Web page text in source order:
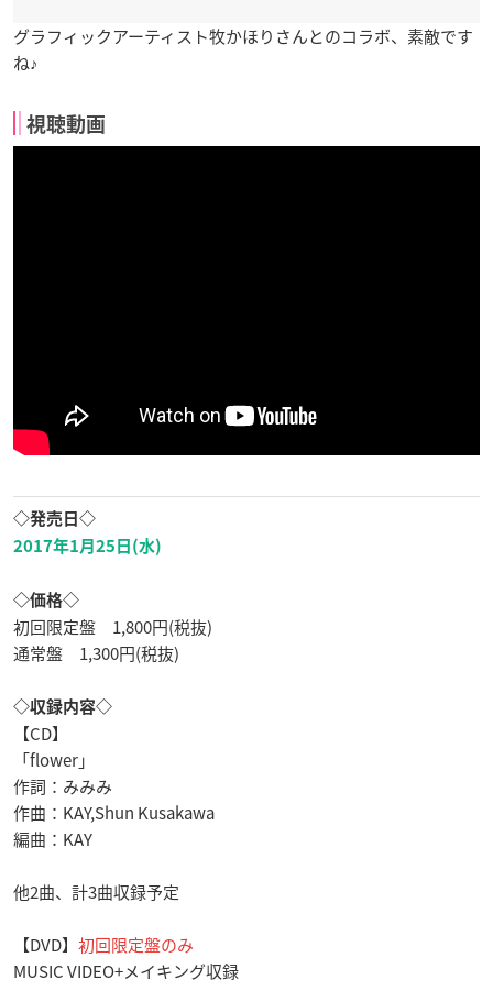
グラフィックアーティスト牧かほりさんとのコラボ、素敵です
ね♪
視聴動画
◇発売日◇
2017年1月25日(水)
◇価格◇
初回限定盤 1,800円(税抜)
通常盤 1,300円(税抜)
◇収録内容◇
【CD】
「flower」
作詞：みみみ
作曲：KAY,Shun Kusakawa
編曲：KAY
他2曲、計3曲収録予定
【DVD】 初回限定盤のみ
MUSIC VIDEO+メイキング収録